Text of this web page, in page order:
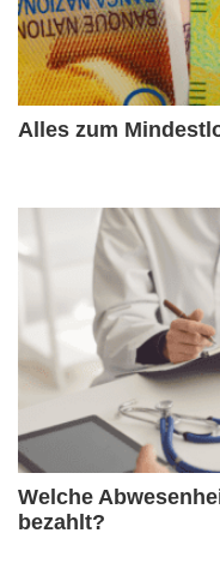
Alles zum
Welche
bezahlt?